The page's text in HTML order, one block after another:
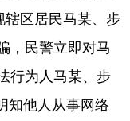
西藏
宁夏
辖区居民马某、步
，民警立即对马
行为人马某、步
知他人从事网络